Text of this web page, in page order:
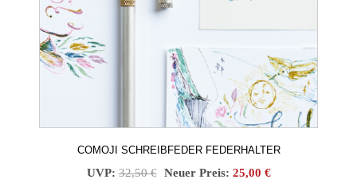
COMOJI SCHREIBFEDER FEDERHALTER
UVP: 32,50€ Ursprünglicher
Neuer Preis: 25,00 €Aktueller